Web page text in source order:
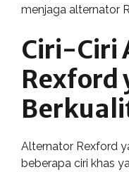
menjaga alternator
Ciri-Ciri
Rexford
Alternator Rexford
beberapa ciri khas